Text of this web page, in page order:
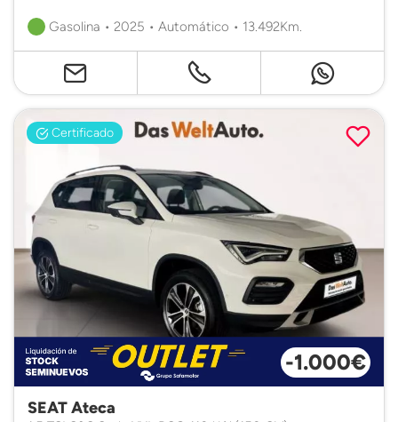
Gasolina • 2025 • Automático • 13.492Km.
Certificado
-1.000€
SEAT Ateca